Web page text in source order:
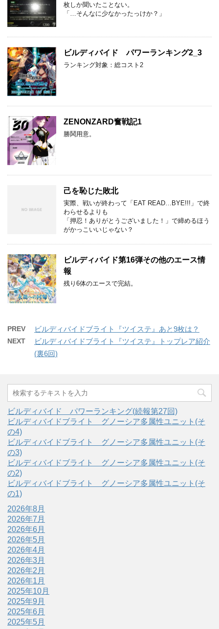
枚しか聞いたことない。
「…そんなに少なかったっけか？」
ビルディバイド パワーランキング2_3
ランキング対象：総コスト2
ZENONZARD奮戦記1
勝鬨用意。
己を恥じた敗北
実際、戦いが終わって「EAT READ…BYE!!!」で終
わらせるよりも
「押忍！ありがとうございました！」で締めるほう
がかっこいいじゃない？
ビルディバイド第16弾その他のエース情
報
残り6体のエースで完結。
PREV ビルディバイドブライト『ツイステ』あと9枚は？
NEXT
ビルディバイドブライト『ツイステ』トップレア紹介
(裏6回)
ビルディバイド パワーランキング(続報第27回)
ビルディバイドブライト グノーシア多属性ユニット(そ
の4)
ビルディバイドブライト グノーシア多属性ユニット(そ
の3)
ビルディバイドブライト グノーシア多属性ユニット(そ
の2)
ビルディバイドブライト グノーシア多属性ユニット(そ
の1)
2026年8月
2026年7月
2026年6月
2026年5月
2026年4月
2026年3月
2026年2月
2026年1月
2025年10月
2025年9月
2025年6月
2025年5月